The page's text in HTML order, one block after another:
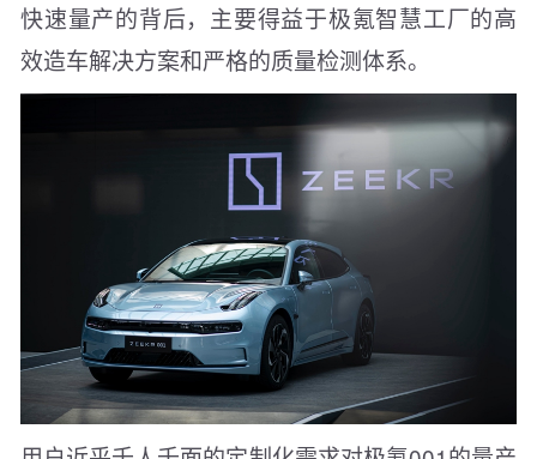
快速量产的背后，主要得益于极氪智慧工厂的高
效造车解决方案和严格的质量检测体系。